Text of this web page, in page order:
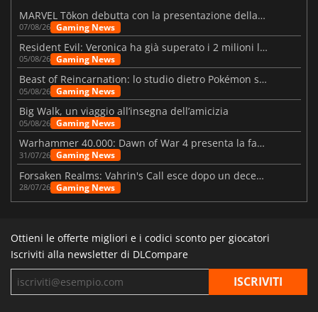
MARVEL Tōkon debutta con la presentazione della roadmap per il primo anno
07/08/26 Gaming News
Resident Evil: Veronica ha già superato i 2 milioni liste dei desideri
05/08/26 Gaming News
Beast of Reincarnation: lo studio dietro Pokémon su una nuova strada
05/08/26 Gaming News
Big Walk, un viaggio all’insegna dell’amicizia
05/08/26 Gaming News
Warhammer 40.000: Dawn of War 4 presenta la fazione dei Necron
31/07/26 Gaming News
Forsaken Realms: Vahrin's Call esce dopo un decennio di sviluppo
28/07/26 Gaming News
Ottieni le offerte migliori e i codici sconto per giocatori
Iscriviti alla newsletter di DLCompare